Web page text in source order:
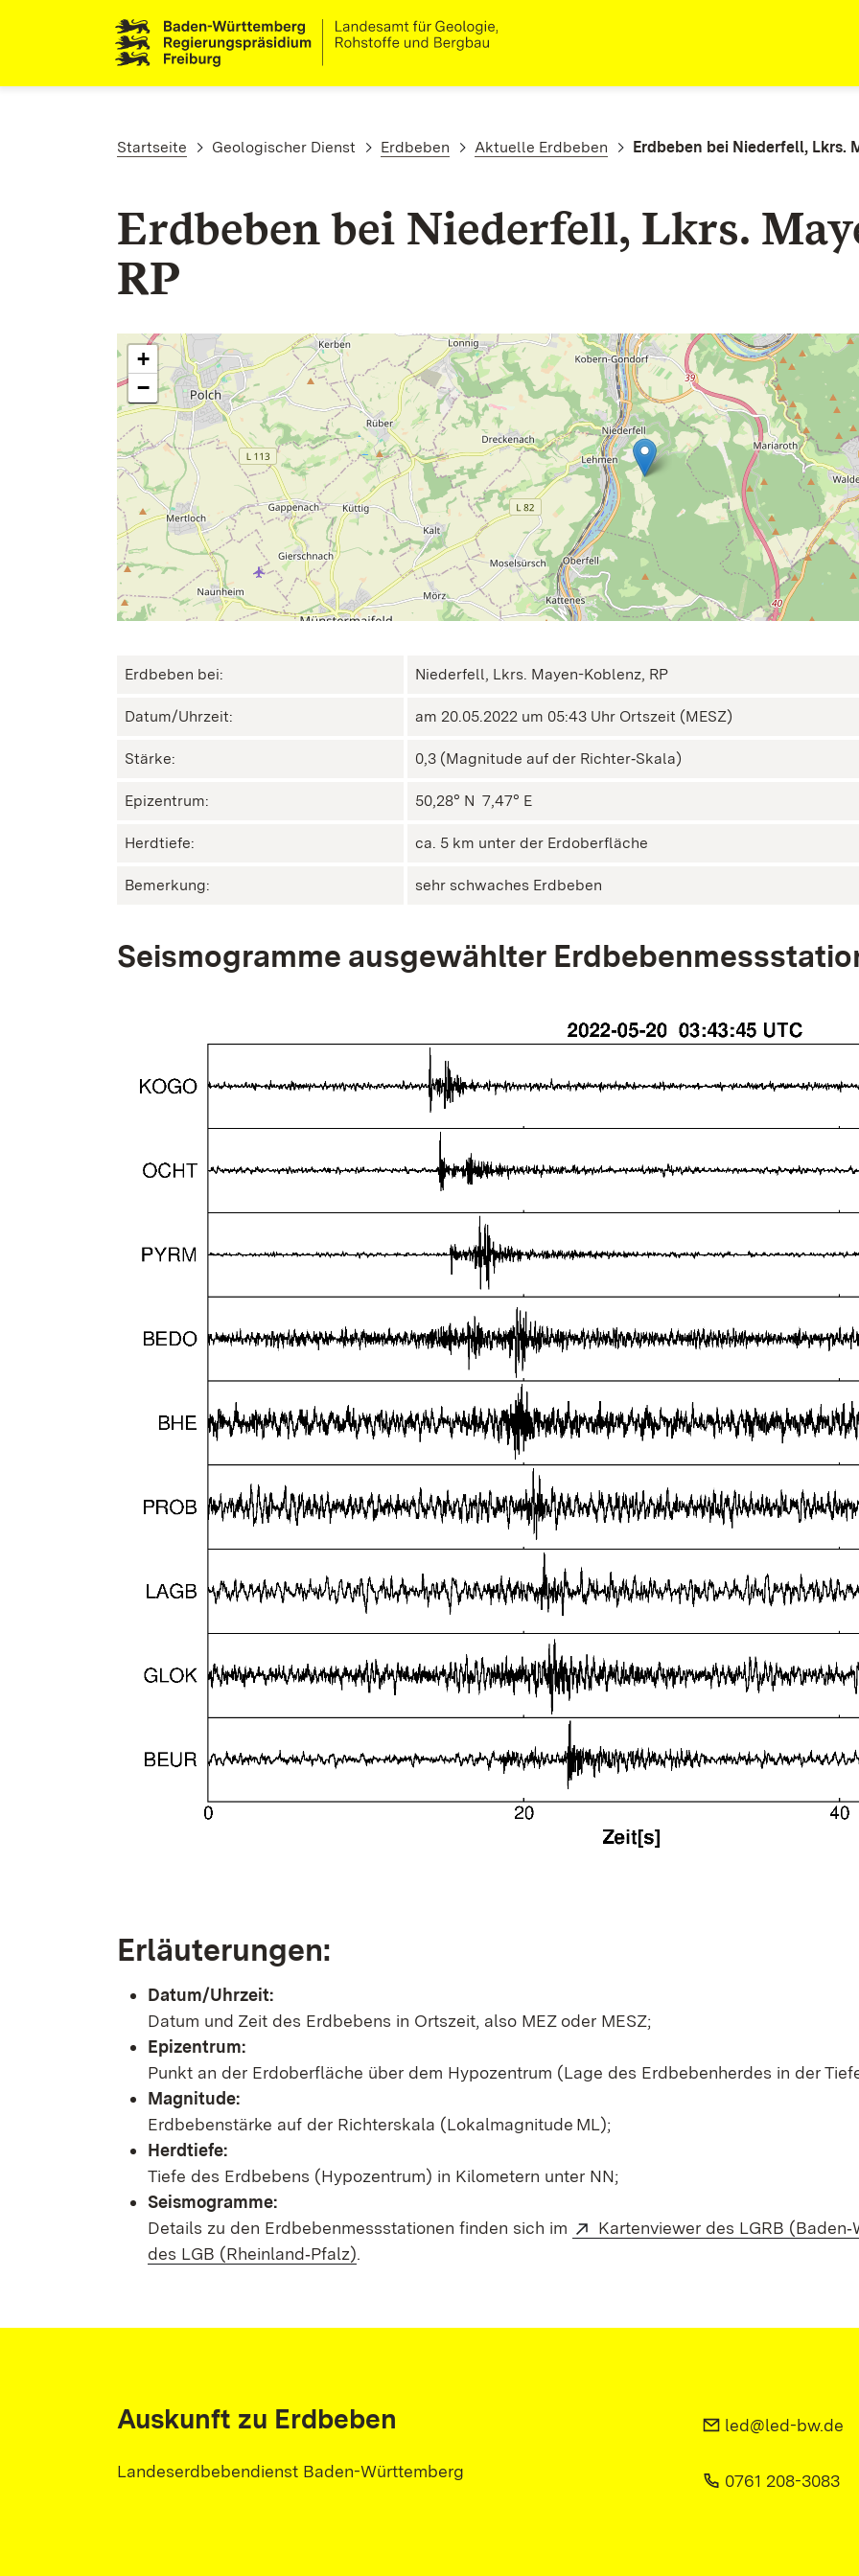
Pfadnavigation
Startseite Geologischer Dienst Erdbeben Aktuelle Erdbeben Erdbeben bei Niederfell, Lkrs.
Erdbeben bei Niederfell, Lkrs.
RP
+
−
Erdbeben bei: Niederfell, Lkrs. Mayen-Koblenz, RP
Datum/Uhrzeit: am 20.05.2022 um 05:43 Uhr Ortszeit (MESZ)
Stärke: 0,3 (Magnitude auf der Richter‑Skala)
Epizentrum: 50,28° N ㅤ 7,47° E
Herdtiefe: ca. 5 km unter der Erdoberfläche
Bemerkung: sehr schwaches Erdbeben
Seismogramme ausgewählter
Erläuterungen:
Datum/Uhrzeit:
Datum und Zeit des Erdbebens in Ortszeit, also MEZ oder MESZ;
Epizentrum:
Punkt an der Erdoberfläche über dem Hypozentrum (Lage des Erdbebenherdes in der
Magnitude:
Erdbebenstärke auf der Richterskala (Lokalmagnitude ML);
Herdtiefe:
Tiefe des Erdbebens (Hypozentrum) in Kilometern unter NN;
Seismogramme:
Details zu den Erdbebenmessstationen finden sich im
Kartenviewer des LGRB
des LGB (Rheinland‑Pfalz).
Auskunft zu Erdbeben
Landeserdbebendienst Baden-Württemberg
led@led-bw.de
0761 208-3083